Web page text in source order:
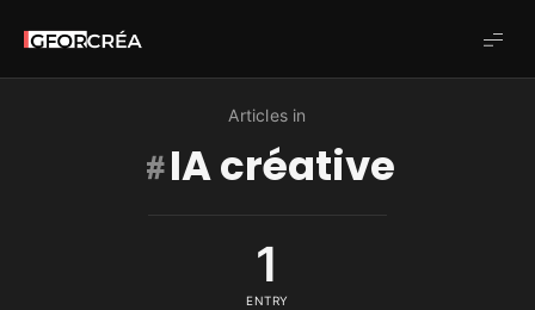
Studio
GforCréa
Articles in
IA créative
1
ENTRY